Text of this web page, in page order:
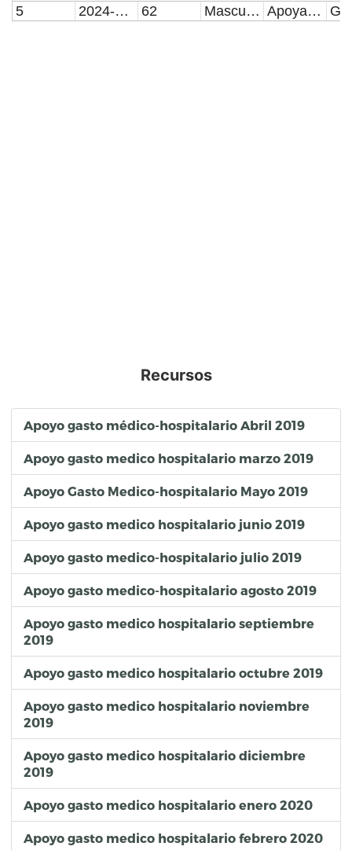
5
2024-06-11 62 Masculino Apoyado con el 80% ($19,261.60) del costo total del aparato largo bilateral, aparato muslopodálico bilateral con zapatos especiales
Recursos
Apoyo gasto médico-hospitalario Abril 2019
Apoyo gasto medico hospitalario marzo 2019
Apoyo Gasto Medico-hospitalario Mayo 2019
Apoyo gasto medico hospitalario junio 2019
Apoyo gasto medico-hospitalario julio 2019
Apoyo gasto medico-hospitalario agosto 2019
Apoyo gasto medico hospitalario septiembre
2019
Apoyo gasto medico hospitalario octubre 2019
Apoyo gasto medico hospitalario noviembre
2019
Apoyo gasto medico hospitalario diciembre
2019
Apoyo gasto medico hospitalario enero 2020
Apoyo gasto medico hospitalario febrero 2020